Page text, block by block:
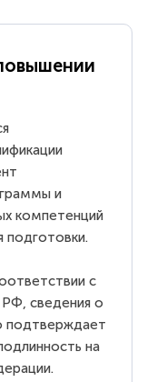
и
компетенций
подготовки.
с
РФ, сведения о
подтверждает
на